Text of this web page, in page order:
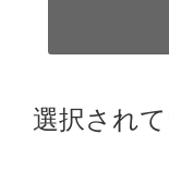
選択され